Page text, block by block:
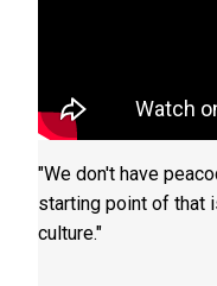
"We don't have
starting point of that
culture."